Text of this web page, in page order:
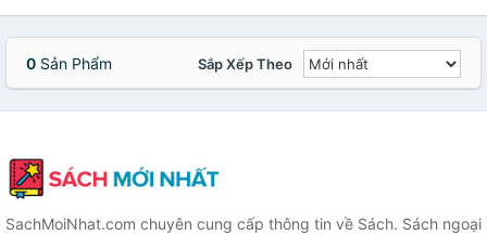
0 Sản Phẩm Sắp Xếp Theo
SachMoiNhat.com chuyên cung cấp thông tin về Sách. Sách ngoại